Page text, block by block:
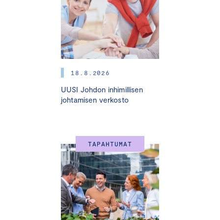
Geopolitiikan riimukirjoitusten tulkinta ja ymmärrys on
nyt entistä tärkeämpää, kun vuosikymmeniä jatkunut,
arvoketjuja muokannut ja vaurautta tuottanut
globalisaatio on törmännyt uusprotektionismin ja
tullimuurien nousuun.
ICC Suomen Trade Finance -ajankohtaispäivä tarjoaa
siitä, joka muodostaa yritysten kansainvälisen
toimintaympäristön.
Lämpimästi tervetuloa!
Tilaisuuden juontaa ja moderoiTapio Nurminen
18.8.2026
UUSI Johdon inhimillisen
johtamisen verkosto
TAPAHTUMAT